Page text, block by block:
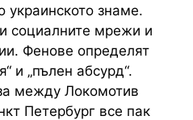
украинското знаме.
социалните мрежи и
Фенове определят
и „пълен абсурд“.
между Локомотив
Петербург все пак